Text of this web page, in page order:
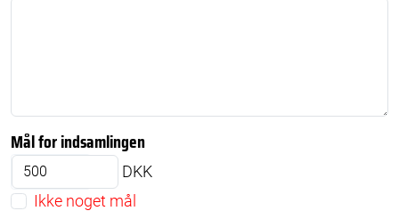
Mål for indsamlingen
DKK
Ikke noget mål